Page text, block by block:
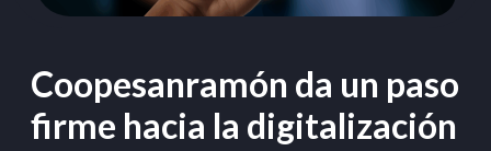
Coopesanramón da un paso
firme hacia la digitalización